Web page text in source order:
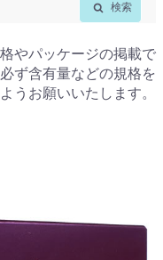
検索
やパッケージの掲載で
ず含有量などの規格を
うお願いいたします。